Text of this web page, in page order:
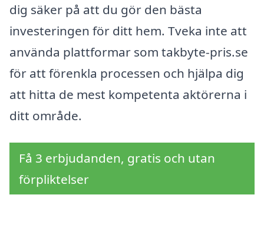
dig säker på att du gör den bästa
investeringen för ditt hem. Tveka inte att
använda plattformar som takbyte-pris.se
för att förenkla processen och hjälpa dig
att hitta de mest kompetenta aktörerna i
ditt område.
Få 3 erbjudanden, gratis och utan
förpliktelser